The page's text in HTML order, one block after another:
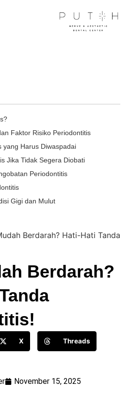
Faktor Risiko Periodontitis
yang Harus Diwaspadai
Jika Tidak Segera Diobati
Periodontitis
Gigi dan Mulut
Berdarah? Hati-Hati Tanda
Berdarah?
X Threads
November 15, 2025